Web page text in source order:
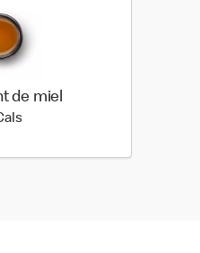
de miel
40 calories